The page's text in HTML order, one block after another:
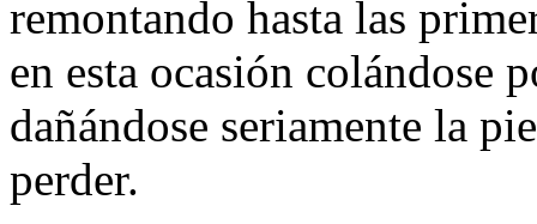
remontando hasta las
en esta ocasión colándose
dañándose seriamente la
perder.